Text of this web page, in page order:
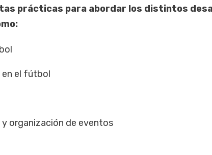
prácticas para abordar los distintos
en el fútbol
organización de eventos